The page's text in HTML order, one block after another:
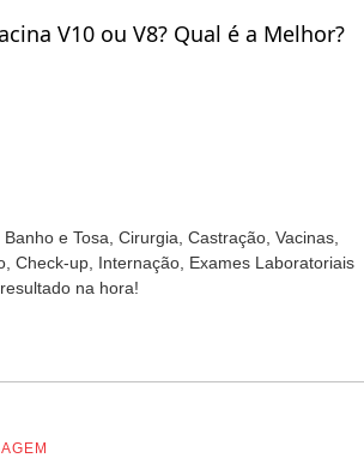
V10 ou V8? Qual é a Melhor?
e Tosa, Cirurgia, Castração, Vacinas,
Check-up, Internação, Exames Laboratoriais
na hora!